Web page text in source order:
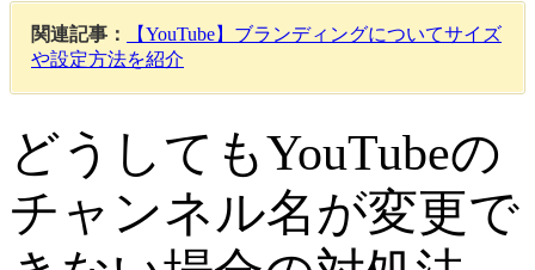
関連記事：
【YouTube】ブランディングについてサイズ
や設定方法を紹介
どうしてもYouTubeの
チャンネル名が変更で